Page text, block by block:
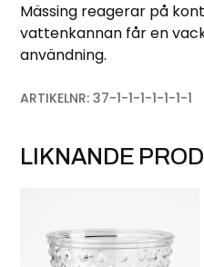
Mässing reagerar på
vattenkannan får en
användning.
ARTIKELNR:37-1-1-1-1-1-1-1
LIKNANDE